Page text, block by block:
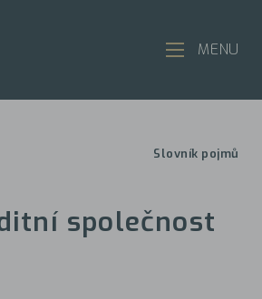
Slovník pojmů
společnost
MENU